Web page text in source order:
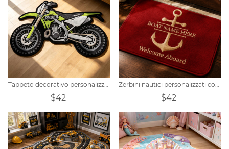
Tappeto decorativo personalizzato a tema motociclistico
$42
Zerbini nautici personalizzati con nome
$42